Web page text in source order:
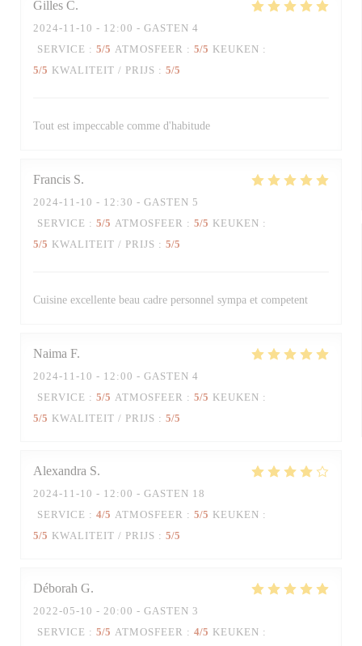
Gilles C
2024-11-10 - 12:00 - GASTEN 4
SERVICE : 5/5 ATMOSFEER : 5/5 KEUKEN :
5/5 KWALITEIT / PRIJS : 5/5
Tout est impeccable comme d'habitude
Francis S
2024-11-10 - 12:30 - GASTEN 5
SERVICE : 5/5 ATMOSFEER : 5/5 KEUKEN :
5/5 KWALITEIT / PRIJS : 5/5
Cuisine excellente beau cadre personnel sympa et competent
Naima F
2024-11-10 - 12:00 - GASTEN 4
SERVICE : 5/5 ATMOSFEER : 5/5 KEUKEN :
5/5 KWALITEIT / PRIJS : 5/5
Alexandra S
2024-11-10 - 12:00 - GASTEN 18
SERVICE : 4/5 ATMOSFEER : 5/5 KEUKEN :
5/5 KWALITEIT / PRIJS : 5/5
Déborah G
2022-05-10 - 20:00 - GASTEN 3
SERVICE : 5/5 ATMOSFEER : 4/5 KEUKEN :